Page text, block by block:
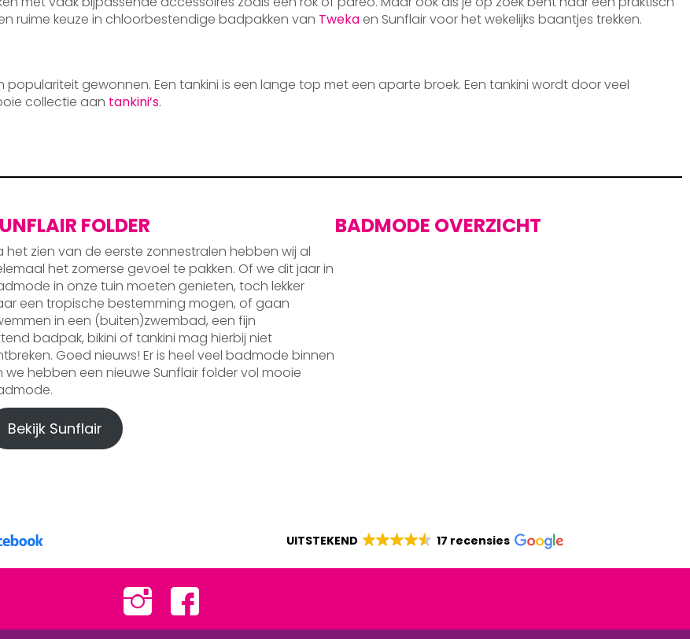
ruime keuze in chloorbestendige badpakken van Tweka en Sunflair voor het wekelijks baantjes trekken.
gewonnen. Een tankini is een lange top met een aparte broek. Een tankini wordt door veel
collectie aan tankini’s.
FOLDER
het zien van de eerste zonnestralen hebben wij al
het zomerse gevoel te pakken. Of we dit jaar in
in onze tuin moeten genieten, toch lekker
een tropische bestemming mogen, of gaan
in een (buiten)zwembad, een fijn
badpak, bikini of tankini mag hierbij niet
Goed nieuws! Er is heel veel badmode binnen
we hebben een nieuwe Sunflair folder vol mooie
Bekijk Sunflair
BADMODE OVERZICHT
UITSTEKEND 17 recensies